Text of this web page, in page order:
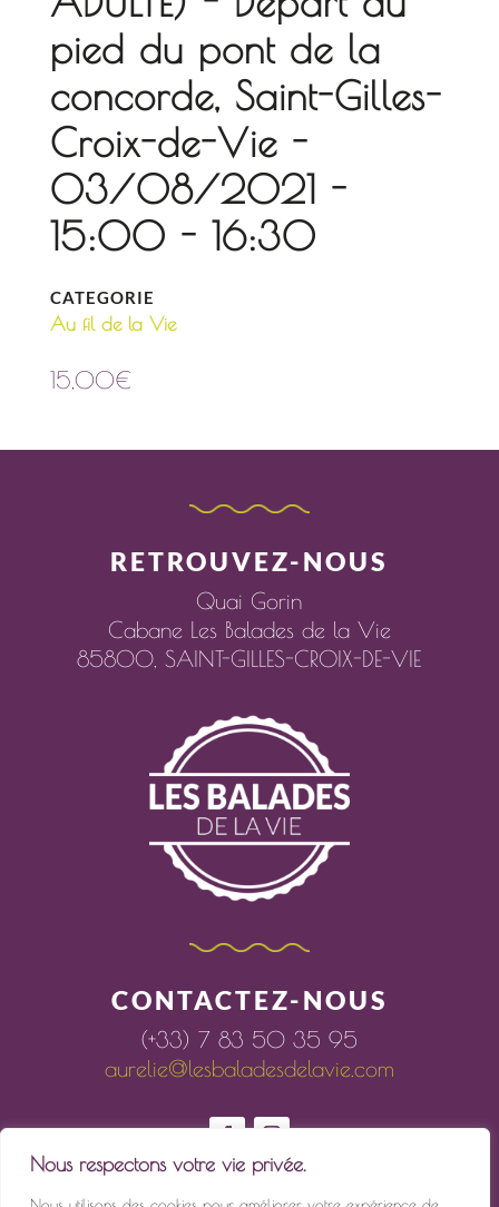
Nous respectons votre vie privée.
pied du pont de la
concorde, Saint-Gilles-
Croix-de-Vie -
03/08/2021 -
15:00 - 16:30
CATEGORIE
Au fil de la Vie
15,00€
RETROUVEZ-NOUS
Quai Gorin
Cabane Les Balades de la Vie
85800,SAINT-GILLES-CROIX-DE-VIE
CONTACTEZ-NOUS
(+33) 7 83 50 35 95
aurelie@lesbaladesdelavie.com